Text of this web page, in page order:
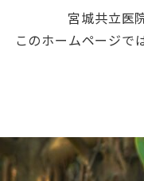
宮城共立医
このホームページで